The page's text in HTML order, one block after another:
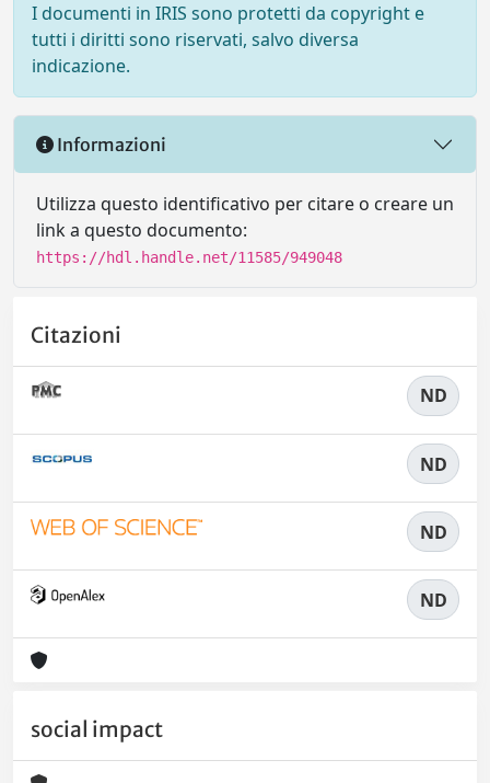
I documenti in IRIS sono protetti da copyright e
tutti i diritti sono riservati, salvo diversa
indicazione.
Informazioni
Utilizza questo identificativo per citare o creare un
link a questo documento:
https://hdl.handle.net/11585/949048
Citazioni
ND
ND
ND
ND
social impact